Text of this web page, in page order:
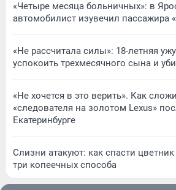
«Четыре месяца больничных»: в
автомобилист изувечил пассажира
«Не рассчитала силы»: 18-летняя
успокоить трехмесячного сына и
«Не хочется в это верить». Как
«следователя на золотом Lexus»
Екатеринбурге
Слизни атакуют: как спасти
три копеечных способа